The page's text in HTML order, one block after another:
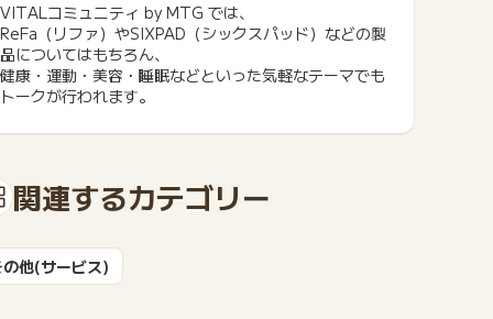
VITALコミュニティ by MTG では、
ReFa（リファ）やSIXPAD（シックスパッド）などの製
品についてはもちろん、
健康・運動・美容・睡眠などといった気軽なテーマでも
トークが行われます。
関連するカテゴリー
他(サービス)